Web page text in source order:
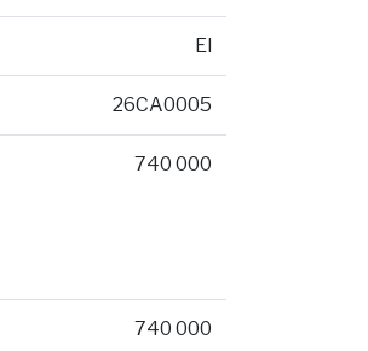
El
26CA0005
740 000
740 000